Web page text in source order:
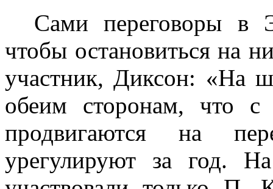
Сами переговоры в
чтобы остановиться на
участник, Диксон: «На
обеим сторонам, что
продви­гаются на
урегулируют за год.